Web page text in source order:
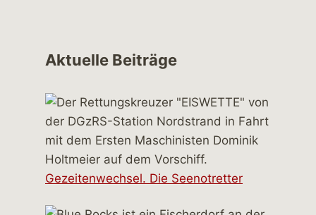
Aktuelle Beiträge
Gezeitenwechsel. Die Seenotretter